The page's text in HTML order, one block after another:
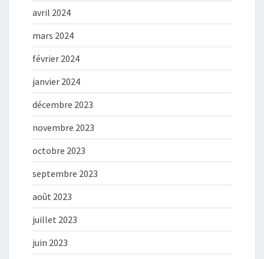
avril 2024
mars 2024
février 2024
janvier 2024
décembre 2023
novembre 2023
octobre 2023
septembre 2023
août 2023
juillet 2023
juin 2023